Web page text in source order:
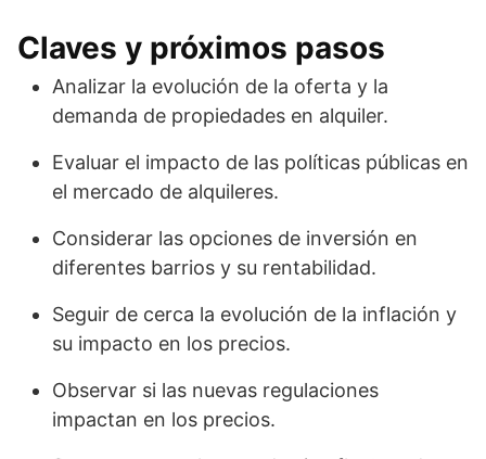
Claves y próximos pasos
Analizar la evolución de la oferta y la
demanda de propiedades en alquiler.
Evaluar el impacto de las políticas públicas en
el mercado de alquileres.
Considerar las opciones de inversión en
diferentes barrios y su rentabilidad.
Seguir de cerca la evolución de la inflación y
su impacto en los precios.
Observar si las nuevas regulaciones
impactan en los precios.